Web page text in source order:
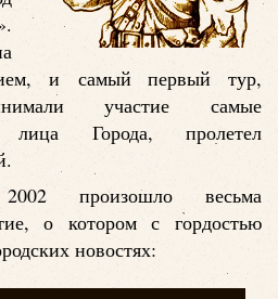
и самый первый тур,
участие самые
лица Города, пролетел
произошло весьма
о котором с гордостью
новостях: